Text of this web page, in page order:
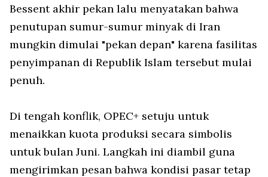
Bessent akhir pekan lalu menyatakan bahwa
penutupan sumur-sumur minyak di Iran
mungkin dimulai "pekan depan" karena fasilitas
penyimpanan di Republik Islam tersebut mulai
penuh.
Di tengah konflik, OPEC+ setuju untuk
menaikkan kuota produksi secara simbolis
untuk bulan Juni. Langkah ini diambil guna
mengirimkan pesan bahwa kondisi pasar tetap